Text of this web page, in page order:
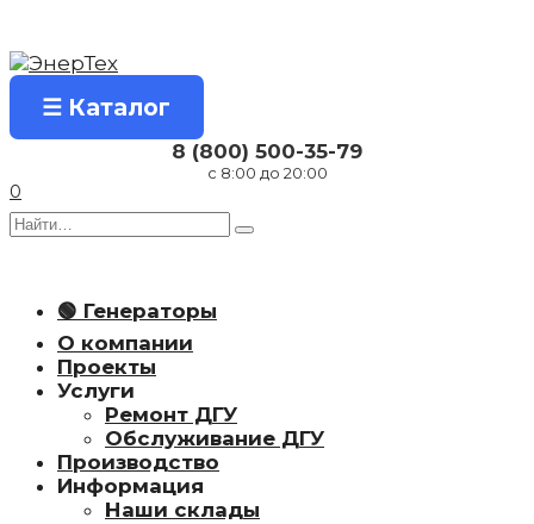
содержанию
☰ Каталог
8 (800) 500-35-79
с 8:00 до 20:00
0
Search
🟢 Генераторы
О компании
Проекты
Услуги
Ремонт ДГУ
Обслуживание ДГУ
Производство
Информация
Наши склады